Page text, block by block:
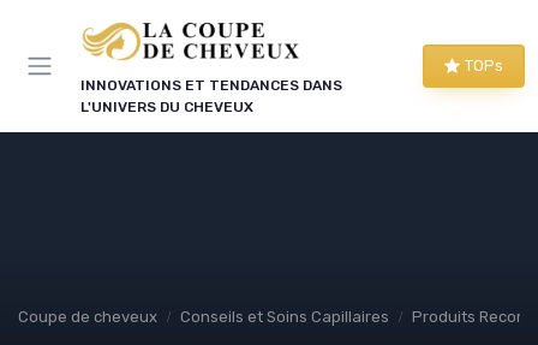
INNOVATIONS ET TENDANCES DANS
L'UNIVERS DU CHEVEUX
TOPs
Coupe de cheveux Conseils et Soins Capillaires Produits